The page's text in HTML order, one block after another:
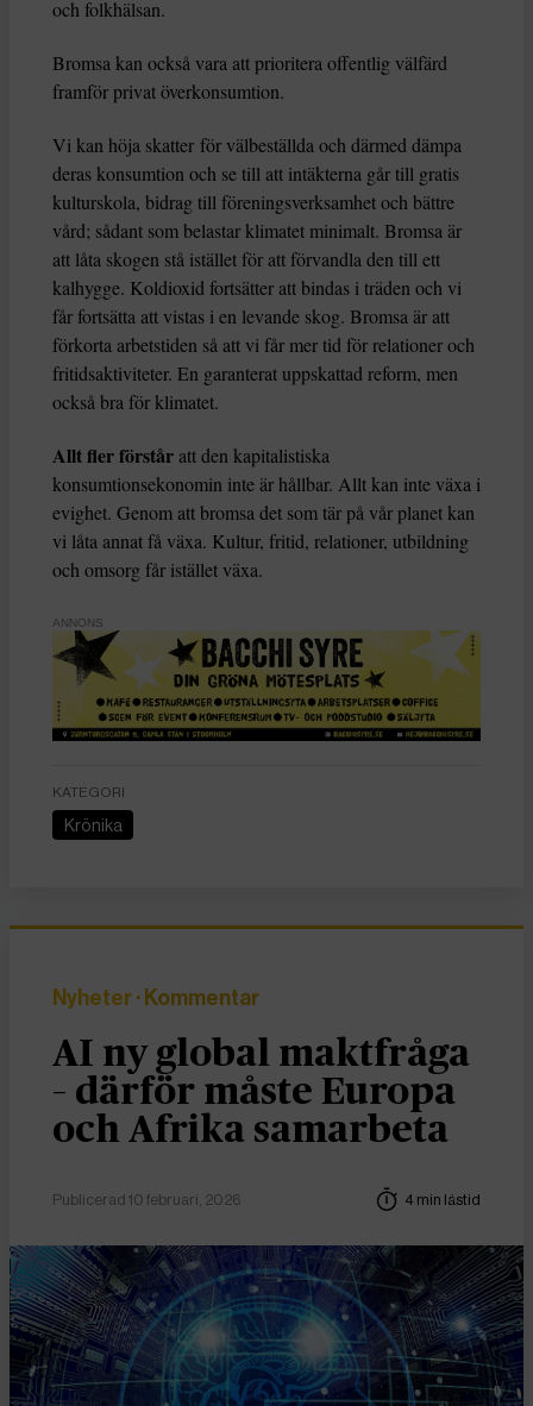
och folkhälsan.
Bromsa kan också vara att prioritera offentlig välfärd
framför privat överkonsumtion.
Vi kan höja skatter för välbeställda och därmed dämpa
deras konsumtion och se till att intäkterna går till gratis
kulturskola, bidrag till föreningsverksamhet och bättre
vård; sådant som belastar klimatet minimalt. Bromsa är
att låta skogen stå istället för att förvandla den till ett
kalhygge. Koldioxid fortsätter att bindas i träden och vi
får fortsätta att vistas i en levande skog. Bromsa är att
förkorta arbetstiden så att vi får mer tid för relationer och
fritidsaktiviteter. En garanterat uppskattad reform, men
också bra för klimatet.
Allt fler förståratt den kapitalistiska
konsumtionsekonomin inte är hållbar. Allt kan inte växa i
evighet. Genom att bromsa det som tär på vår planet kan
vi låta annat få växa. Kultur, fritid, relationer, utbildning
och omsorg får istället växa.
ANNONS
KATEGORI
Krönika
Nyheter· Kommentar
AI ny global maktfråga
– därför måste Europa
och Afrika samarbeta
Publicerad 10 februari, 2026 4 min lästid